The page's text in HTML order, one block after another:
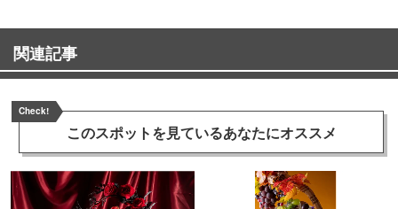
関連記事
Check!
このスポットを見ているあなたにオススメ